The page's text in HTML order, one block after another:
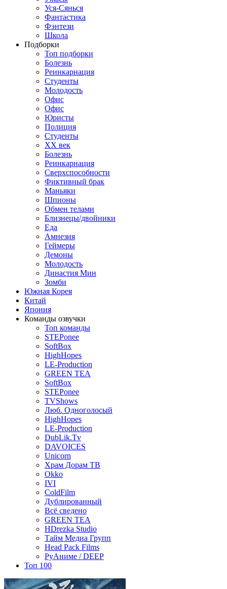
Уся-Сянься
Фантастика
Фэнтези
Школа
Подборки
Топ подборки
Болезнь
Реинкарнация
Студенты
Молодость
Офис
Офис
Юристы
Полиция
Студенты
ХХ век
Болезнь
Реинкарнация
Сверхспособности
Фиктивный брак
Маньяки
Шпионы
Обмен телами
Близнецы/двойники
Еда
Амнезия
Геймеры
Демоны
Молодость
Династия Мин
Зомби
Южная Корея
Китай
Япония
Команды озвучки
Топ команды
STEPonee
SoftBox
HighHopes
LE-Production
GREEN TEA
SoftBox
STEPonee
TVShows
Люб. Одноголосый
HighHopes
LE-Production
DubLik.Tv
DAVOICES
Unicorn
Храм Дорам ТВ
Okko
IVI
ColdFilm
Дублированный
Всё сведено
GREEN TEA
HDrezka Studio
Тайм Медиа Групп
Head Pack Films
РуАниме / DEEP
Топ 100